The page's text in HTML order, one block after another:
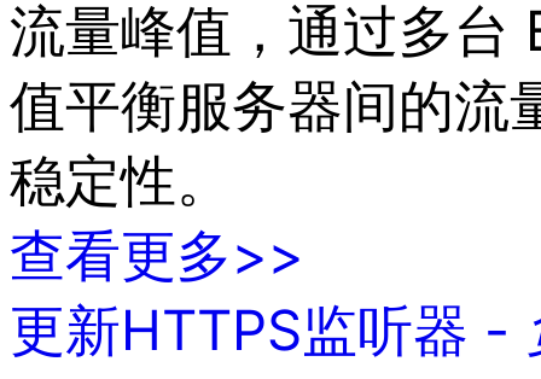
流量峰值，通过多台
值平衡服务器间的流
稳定性。
查看更多>>
更新HTTPS监听器 -